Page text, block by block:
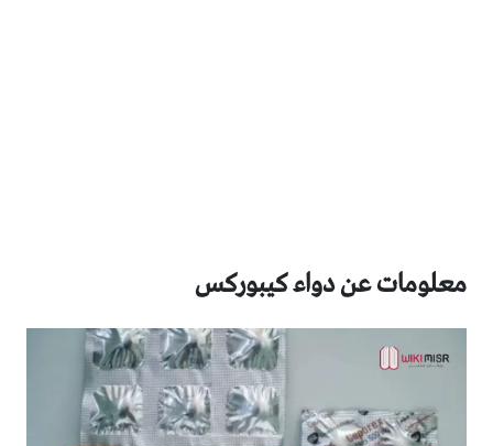
معلومات عن دواء كيبوركس